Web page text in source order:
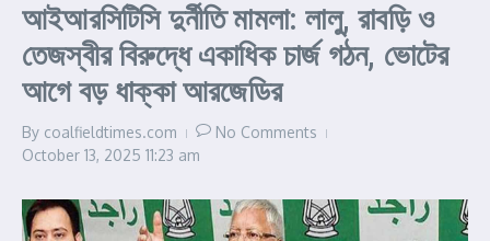
আইআরসিটিসি দুর্নীতি মামলা: লালু, রাবড়ি ও
তেজস্বীর বিরুদ্ধে একাধিক চার্জ গঠন, ভোটের
আগে বড় ধাক্কা আরজেডির
By coalfieldtimes.com
No Comments
October 13, 2025 11:23 am